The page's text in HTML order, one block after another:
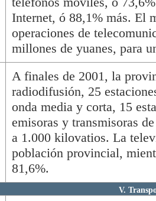
Internet, ó 88,1% más. El
operaciones de
millones de yuanes, para
A finales de 2001, la
radiodifusión, 25
onda media y corta, 15
emisoras y transmisoras
a 1.000 kilovatios. La
población provincial,
81,6%.
V.